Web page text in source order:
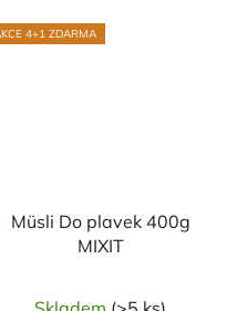
4+1 ZDARMA
Müsli Do plavek 400g
MIXIT